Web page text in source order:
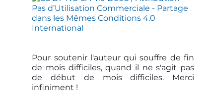
Pour soutenir l'auteur qui souffre de fin
de mois difficiles, quand il ne s'agit pas
de début de mois difficiles. Merci
infiniment !